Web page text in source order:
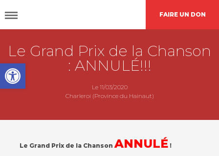
FAIRE UN DON
DÉCOUVRIR CAP48
AVEC NOUS
Le Grand Prix de la Chanson
: ANNULÉ!!!
Le 11/03/2020
Charleroi (Province du Hainaut)
Le Grand Prix de la ChansonANNULÉ !
Open toolbar